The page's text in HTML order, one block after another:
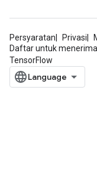
Persyaratan Privasi
Daftar untuk
TensorFlow